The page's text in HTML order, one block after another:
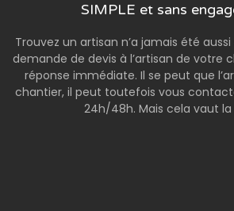
SIMPLE et sans
Trouvez un artisan n’a jamais été
demande de devis à l’artisan de votre
réponse immédiate. Il se peut que
chantier, il peut toutefois vous
24h/48h. Mais cela vaut la